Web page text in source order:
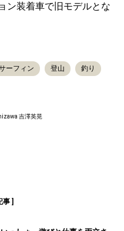
ン装着車で旧モデルとな
ーフィン 登山 釣り
吉澤英晃
事 ]